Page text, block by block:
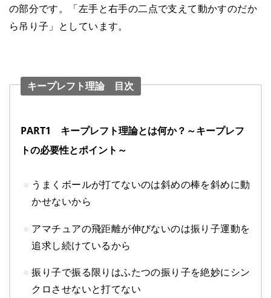
の部分です。「左手と右手の二点で支えて動かすのだか
ら吊り子」としています。
キープレフト理論 目次
PART1 キープレフト理論とは何か？～キープレフ
トの必要性とポイント～
うまくボールが打てないのは斜めの棒を斜めに動
かせないから
アマチュアの飛距離が伸びないのは振り子運動を
追求し続けているから
振り子で振る限りはふたつの振り子を絶妙にシン
クロさせないと打てない